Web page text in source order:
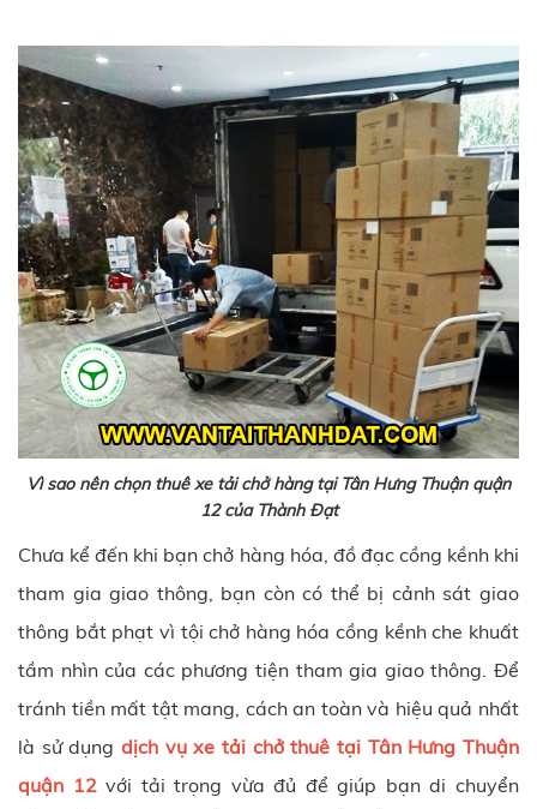
Vì sao nên chọn thuê xe tải chở hàng tại Tân Hưng Thuận quận
12 của Thành Đạt
Chưa kể đến khi bạn chở hàng hóa, đồ đạc cồng kềnh khi
tham gia giao thông, bạn còn có thể bị cảnh sát giao
thông bắt phạt vì tội chở hàng hóa cồng kềnh che khuất
tầm nhìn của các phương tiện tham gia giao thông. Để
tránh tiền mất tật mang, cách an toàn và hiệu quả nhất
là sử dụng dịch vụ xe tải chở thuê tại Tân Hưng Thuận
quận 12với tải trọng vừa đủ để giúp bạn di chuyển